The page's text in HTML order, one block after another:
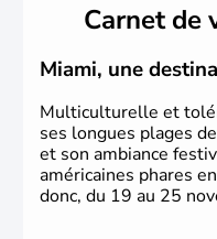
Carnet de
Miami, une
Multiculturelle et
ses longues plages
et son ambiance
américaines phares
donc, du 19 au 25